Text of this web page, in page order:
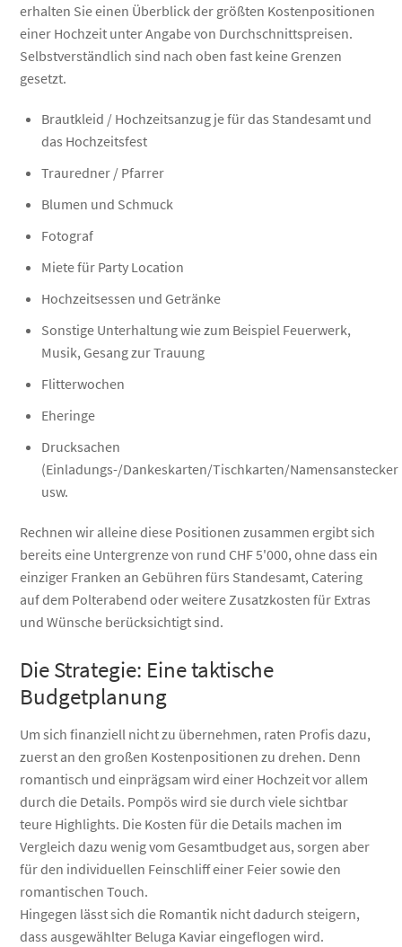
erhalten Sie einen Überblick der größten Kostenpositionen
einer Hochzeit unter Angabe von Durchschnittspreisen.
Selbstverständlich sind nach oben fast keine Grenzen
gesetzt.
Brautkleid / Hochzeitsanzug je für das Standesamt und
das Hochzeitsfest
Trauredner / Pfarrer
Blumen und Schmuck
Fotograf
Miete für Party Location
Hochzeitsessen und Getränke
Sonstige Unterhaltung wie zum Beispiel Feuerwerk,
Musik, Gesang zur Trauung
Flitterwochen
Eheringe
Drucksachen
(Einladungs-/Dankeskarten/Tischkarten/Namensanstecker
usw.
Rechnen wir alleine diese Positionen zusammen ergibt sich
bereits eine Untergrenze von rund CHF 5'000, ohne dass ein
einziger Franken an Gebühren fürs Standesamt, Catering
auf dem Polterabend oder weitere Zusatzkosten für Extras
und Wünsche berücksichtigt sind.
Die Strategie: Eine taktische
Budgetplanung
Um sich finanziell nicht zu übernehmen, raten Profis dazu,
zuerst an den großen Kostenpositionen zu drehen. Denn
romantisch und einprägsam wird einer Hochzeit vor allem
durch die Details. Pompös wird sie durch viele sichtbar
teure Highlights. Die Kosten für die Details machen im
Vergleich dazu wenig vom Gesamtbudget aus, sorgen aber
für den individuellen Feinschliff einer Feier sowie den
romantischen Touch.
Hingegen lässt sich die Romantik nicht dadurch steigern,
dass ausgewählter Beluga Kaviar eingeflogen wird.